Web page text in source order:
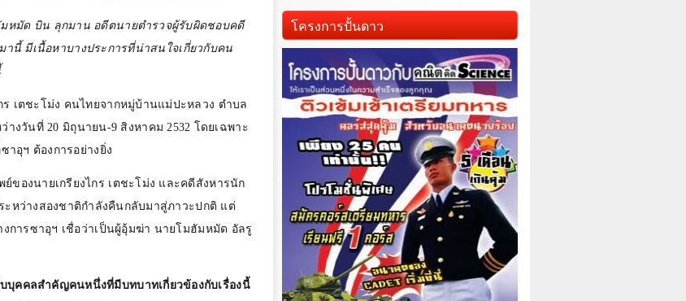
หมัด บิน ลุกมาน อดีตนายตำรวจผู้รับผิดชอบคดี
านี้ มีเนื้อหาบางประการที่น่าสนใจเกี่ยวกับคน
เตชะโม่ง คนไทยจากหมู่บ้านแม่ปะหลวง ตำบล
ว่างวันที่20มิถุนายน-9 สิงหาคม2532 โดยเฉพาะ
อุฯ ต้องการอย่างยิ่ง
ของนายเกรียงไกร เตชะโม่ง และคดีสังหารนัก
หว่างสองชาติกำลังคืนกลับมาสู่ภาวะปกติ แต่
การซาอุฯ เชื่อว่าเป็นผู้อุ้มฆ่า นายโมฮัมหมัด อัลรู
บุคคลสำคัญคนหนึ่งที่มีบทบาทเกี่ยวข้องกับเรื่องนี้
โครงการปั้นดาว